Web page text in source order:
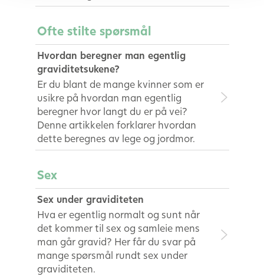
Ofte stilte spørsmål
Hvordan beregner man egentlig
graviditetsukene?
Er du blant de mange kvinner som er
usikre på hvordan man egentlig
beregner hvor langt du er på vei?
Denne artikkelen forklarer hvordan
dette beregnes av lege og jordmor.
Sex
Sex under graviditeten
Hva er egentlig normalt og sunt når
det kommer til sex og samleie mens
man går gravid? Her får du svar på
mange spørsmål rundt sex under
graviditeten.